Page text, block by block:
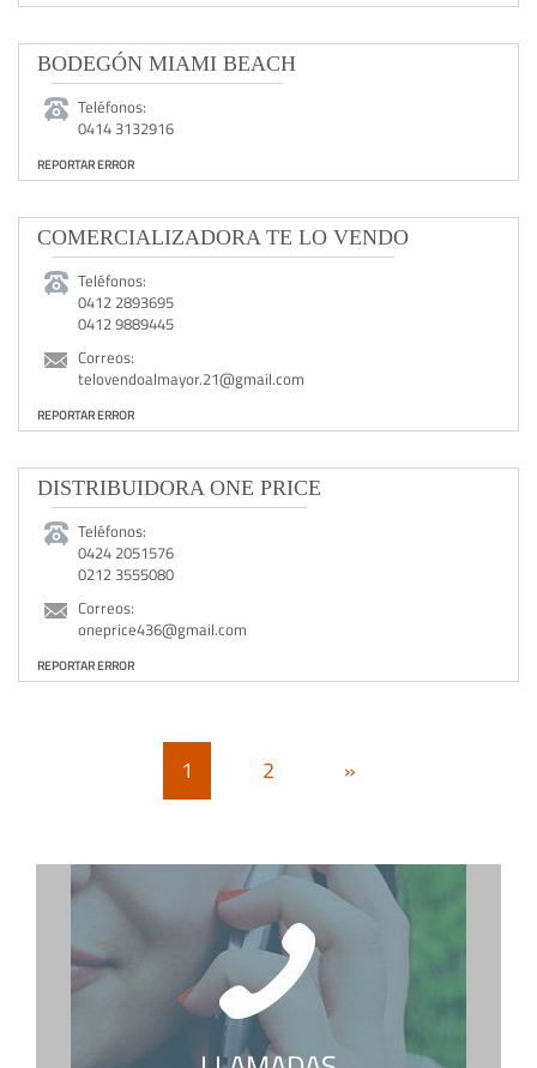
BODEGÓN MIAMI BEACH
Teléfonos:
0414 3132916
REPORTAR ERROR
COMERCIALIZADORA TE LO VENDO
Teléfonos:
0412 2893695
0412 9889445
Correos:
telovendoalmayor.21@gmail.com
REPORTAR ERROR
DISTRIBUIDORA ONE PRICE
Teléfonos:
0424 2051576
0212 3555080
Correos:
oneprice436@gmail.com
REPORTAR ERROR
1 2 »